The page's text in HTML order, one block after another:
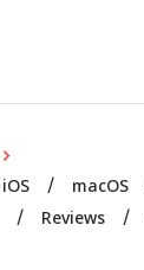
iOS macOS
Reviews